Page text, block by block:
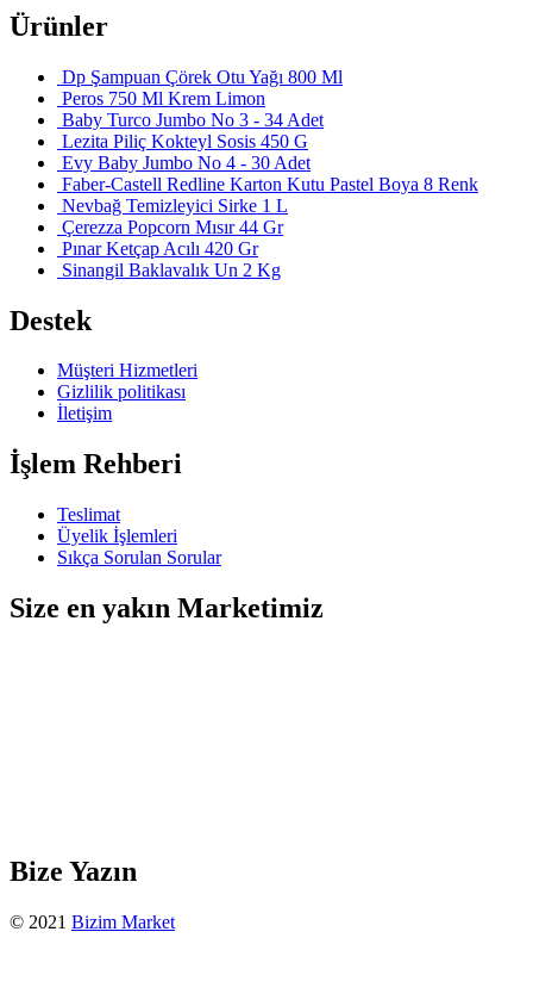
Ürünler
Dp Şampuan Çörek Otu Yağı 800 Ml
Peros 750 Ml Krem Limon
Baby Turco Jumbo No 3 - 34 Adet
Lezita Piliç Kokteyl Sosis 450 G
Evy Baby Jumbo No 4 - 30 Adet
Faber-Castell Redline Karton Kutu Pastel Boya 8 Renk
Nevbağ Temizleyici Sirke 1 L
Çerezza Popcorn Mısır 44 Gr
Pınar Ketçap Acılı 420 Gr
Sinangil Baklavalık Un 2 Kg
Destek
Müşteri Hizmetleri
Gizlilik politikası
İletişim
İşlem Rehberi
Teslimat
Üyelik İşlemleri
Sıkça Sorulan Sorular
Size en yakın Marketimiz
Bize Yazın
© 2021 Bizim Market